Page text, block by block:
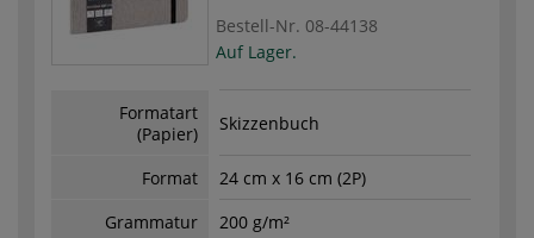
Bestell-Nr. 08-44138
Auf Lager.
Formatart
(Papier)
Skizzenbuch
Format
24 cm x 16 cm (2P)
Grammatur
200 g/m²